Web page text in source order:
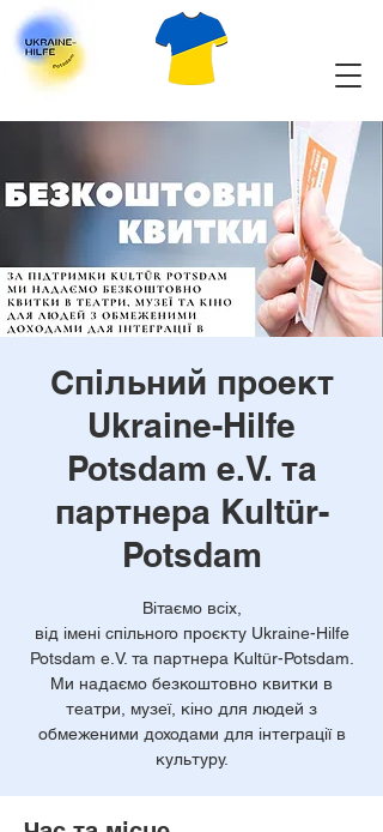
Спільний проект
Ukraine-Hilfe
Potsdam e.V. та
партнера Kultür-
Potsdam
Вітаємо всіх,
від імені спільного проєкту Ukraine-Hilfe
Potsdam e.V. та партнера Kultür-Potsdam.
Ми надаємо безкоштовно квитки в
театри, музеї, кіно для людей з
обмеженими доходами для інтеграції в
культуру.